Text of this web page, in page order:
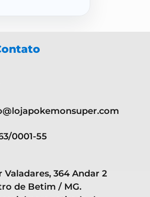
0001-55
Valadares, 364 Andar 2
de Betim / MG.